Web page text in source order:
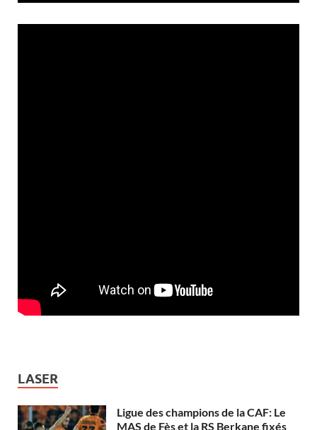
LASER
Ligue des champions de la CAF: Le
MAS de Fès et la RS Berkane fixés